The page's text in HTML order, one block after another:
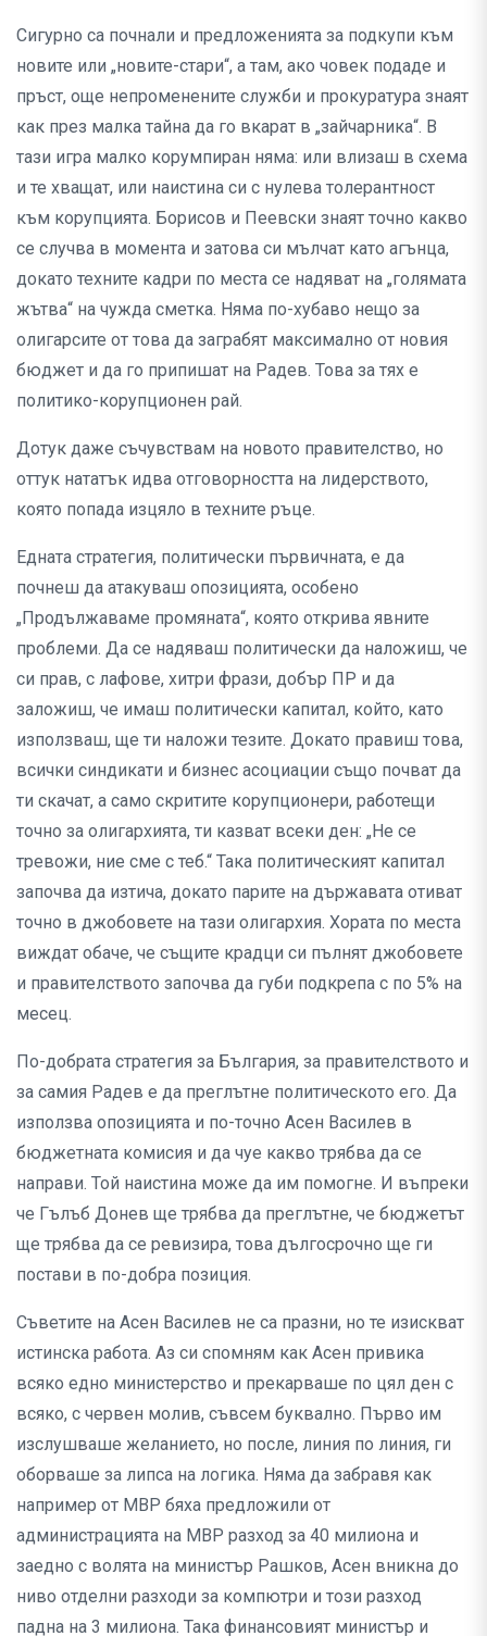
Сигурно са почнали и предложенията за подкупи към
новите или „новите-стари“, а там, ако човек подаде и
пръст, още непроменените служби и прокуратура знаят
как през малка тайна да го вкарат в „зайчарника“. В
тази игра малко корумпиран няма: или влизаш в схема
и те хващат, или наистина си с нулева толерантност
към корупцията. Борисов и Пеевски знаят точно какво
се случва в момента и затова си мълчат като агънца,
докато техните кадри по места се надяват на „голямата
жътва“ на чужда сметка. Няма по-хубаво нещо за
олигарсите от това да заграбят максимално от новия
бюджет и да го припишат на Радев. Това за тях е
политико-корупционен рай.
Дотук даже съчувствам на новото правителство, но
оттук нататък идва отговорността на лидерството,
която попада изцяло в техните ръце.
Едната стратегия, политически първичната, е да
почнеш да атакуваш опозицията, особено
„Продължаваме промяната“, която открива явните
проблеми. Да се надяваш политически да наложиш, че
си прав, с лафове, хитри фрази, добър ПР и да
заложиш, че имаш политически капитал, който, като
използваш, ще ти наложи тезите. Докато правиш това,
всички синдикати и бизнес асоциации също почват да
ти скачат, а само скритите корупционери, работещи
точно за олигархията, ти казват всеки ден: „Не се
тревожи, ние сме с теб.“ Така политическият капитал
започва да изтича, докато парите на държавата отиват
точно в джобовете на тази олигархия. Хората по места
виждат обаче, че същите крадци си пълнят джобовете
и правителството започва да губи подкрепа с по 5% на
месец.
По-добрата стратегия за България, за правителството и
за самия Радев е да преглътне политическото его. Да
използва опозицията и по-точно Асен Василев в
бюджетната комисия и да чуе какво трябва да се
направи. Той наистина може да им помогне. И въпреки
че Гълъб Донев ще трябва да преглътне, че бюджетът
ще трябва да се ревизира, това дългосрочно ще ги
постави в по-добра позиция.
Съветите на Асен Василев не са празни, но те изискват
истинска работа. Аз си спомням как Асен привика
всяко едно министерство и прекарваше по цял ден с
всяко, с червен молив, съвсем буквално. Първо им
изслушваше желанието, но после, линия по линия, ги
оборваше за липса на логика. Няма да забравя как
например от МВР бяха предложили от
администрацията на МВР разход за 40 милиона и
заедно с волята на министър Рашков, Асен вникна до
ниво отделни разходи за компютри и този разход
падна на 3 милиона. Така финансовият министър и